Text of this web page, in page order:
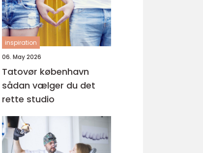
inspiration
06. May 2026
Tatovør københavn
sådan vælger du det
rette studio